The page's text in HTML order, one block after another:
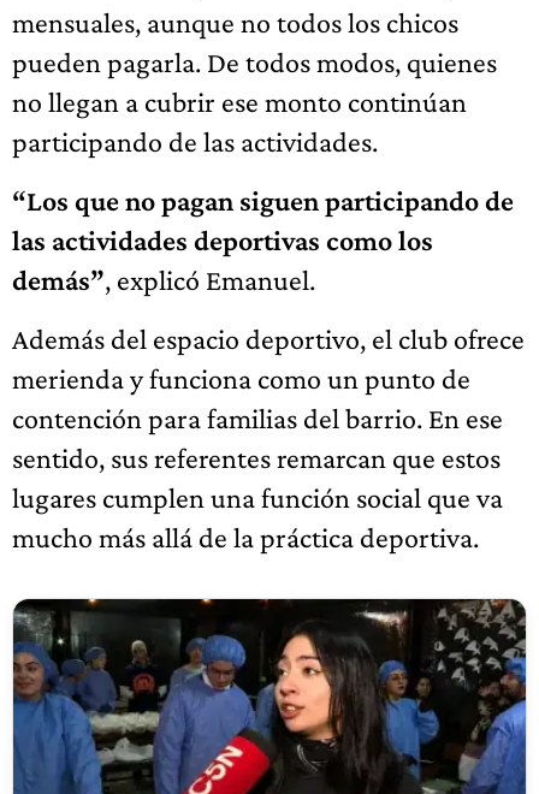
mensuales, aunque no todos los chicos
pueden pagarla. De todos modos, quienes
no llegan a cubrir ese monto continúan
participando de las actividades.
“Los que no pagan siguen participando de
las actividades deportivas como los
demás”, explicó Emanuel.
Además del espacio deportivo, el club ofrece
merienda y funciona como un punto de
contención para familias del barrio. En ese
sentido, sus referentes remarcan que estos
lugares cumplen una función social que va
mucho más allá de la práctica deportiva.